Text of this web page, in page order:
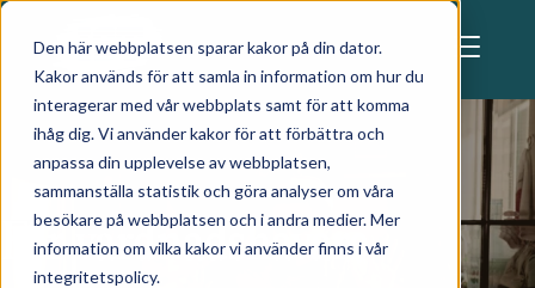
Den här webbplatsen sparar kakor på din dator.
Kakor används för att samla in information om hur du
interagerar med vår webbplats samt för att komma
ihåg dig. Vi använder kakor för att förbättra och
anpassa din upplevelse av webbplatsen,
sammanställa statistik och göra analyser om våra
besökare på webbplatsen och i andra medier. Mer
information om vilka kakor vi använder finns i vår
integritetspolicy.
Skip to main content
För vårdnadshavare